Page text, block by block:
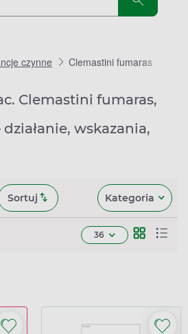
czynne Clemastini fumaras
Clemastini fumaras,
wskazania,
Sortuj Kategoria
36